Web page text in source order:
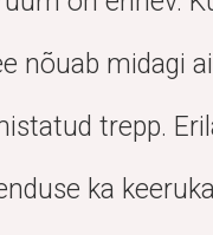
nõuab midagi
trepp.
ka